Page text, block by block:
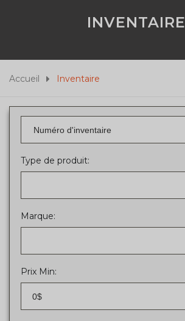
INVENTAIRE
Accueil Inventaire
Type de produit:
Marque:
Prix Min:
0$